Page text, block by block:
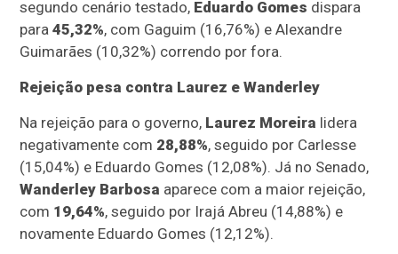
segundo cenário testado, Eduardo Gomes dispara
para45,32%, com Gaguim (16,76%) e Alexandre
Guimarães (10,32%) correndo por fora.
Rejeição pesa contra Laurez e Wanderley
Na rejeição para o governo, Laurez Moreira lidera
negativamente com 28,88%, seguido por Carlesse
(15,04%) e Eduardo Gomes (12,08%). Já no Senado,
Wanderley Barbosa aparece com a maior rejeição,
com 19,64%, seguido por Irajá Abreu (14,88%) e
novamente Eduardo Gomes (12,12%).